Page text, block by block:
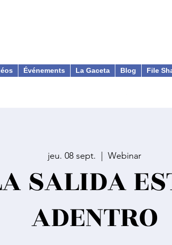
Événements La Gaceta Blog File
jeu. 08 sept. Webinar
SALIDA
ADENTRO